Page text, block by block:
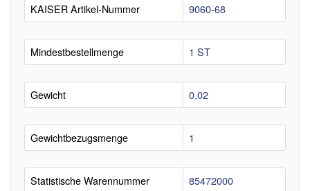
KAISER Artikel-Nummer 9060-68
Mindestbestellmenge 1 ST
Gewicht 0,02
Gewichtbezugsmenge 1
Statistische Warennummer 85472000